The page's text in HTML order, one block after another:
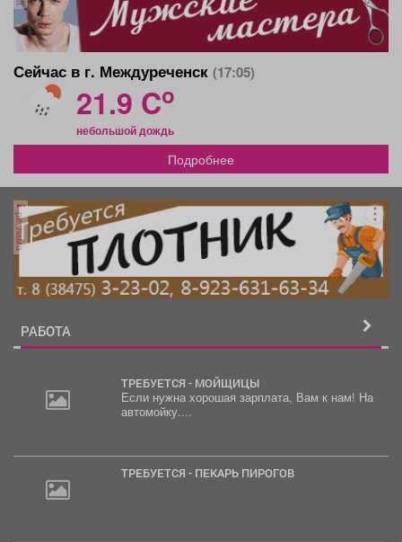
Сейчас в г. Междуреченск (17:05)
21.9 Co
небольшой дождь
Подробнее
реклама
РАБОТА
ТРЕБУЕТСЯ - МОЙЩИЦЫ
Если нужна хорошая зарплата, Вам к нам! На
автомойку....
ТРЕБУЕТСЯ - ПЕКАРЬ ПИРОГОВ